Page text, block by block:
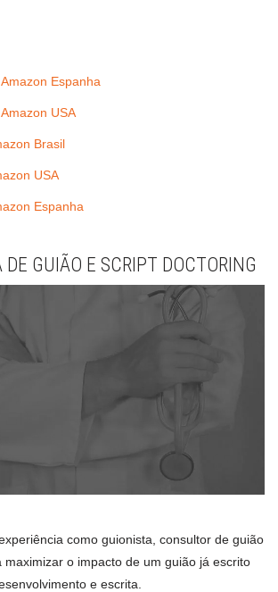
Espanha
USA
Brasil
USA
Espanha
DE GUIÃO E SCRIPT DOCTORING
como guionista, consultor de guião
maximizar o impacto de um guião já escrito
e escrita.